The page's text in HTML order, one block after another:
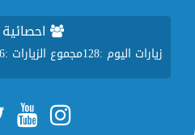
زيارات اليوم :128مجموع الزيارات :